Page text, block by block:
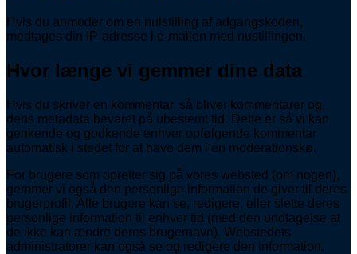
Hvis du anmoder om en nulstilling af adgangskoden,
medtages din IP-adresse i e-mailen med nustillingen.
Hvor længe vi gemmer dine data
Hvis du skriver en kommentar, så bliver kommentarer og
dens metadata bevaret på ubestemt tid. Dette er så vi kan
genkende og godkende enhver opfølgende kommentar
automatisk i stedet for at have dem i en moderationskø.
For brugere som opretter sig på vores websted (om nogen),
gemmer vi også den personlige information de giver til deres
brugerprofil. Alle brugere kan se, redigere, eller slette deres
personlige information til enhver tid (med den undtagelse at
de ikke kan ændre deres brugernavn). Webstedets
administratorer kan også se og redigere den information.